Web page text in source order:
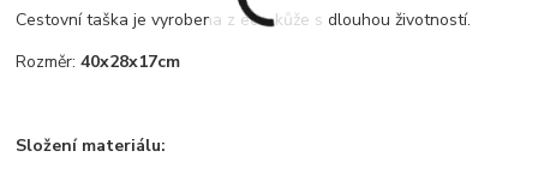
Cestovní taška je vyrobena z eco-kůže s dlouhou životností.
Rozměr:40x28x17cm
Složení materiálu: